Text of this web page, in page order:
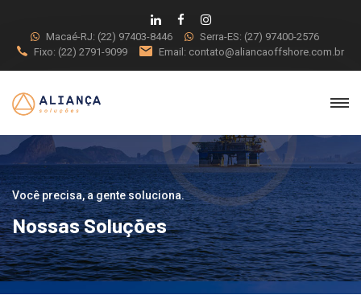
Macaé-RJ: (22) 97403-8446 Serra-ES: (27) 97400-2576
Fixo: (22) 2791-9099 Email: contato@aliancaoffshore.com.br
Você precisa, a gente soluciona.
Nossas Soluções